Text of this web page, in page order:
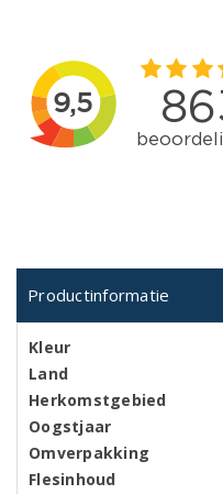
Productinformatie
Kleur
Land
Herkomstgebied
Oogstjaar
Omverpakking
Flesinhoud